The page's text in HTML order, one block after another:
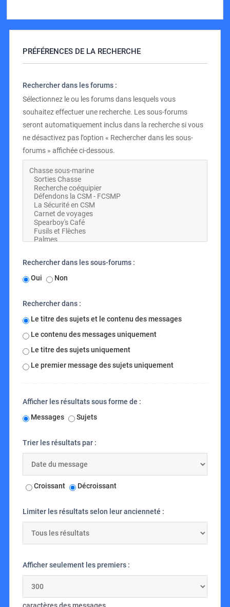
PRÉFÉRENCES DE LA RECHERCHE
Rechercher dans les forums :
Sélectionnez le ou les forums dans lesquels vous
souhaitez effectuer une recherche. Les sous-forums
seront automatiquement inclus dans la recherche si vous
ne désactivez pas l’option « Rechercher dans les sous-
forums » affichée ci-dessous.
Rechercher dans les sous-forums :
Oui
Non
Rechercher dans :
Le titre des sujets et le contenu des messages
Le contenu des messages uniquement
Le titre des sujets uniquement
Le premier message des sujets uniquement
Afficher les résultats sous forme de :
Messages
Sujets
Trier les résultats par :
Croissant Décroissant
Limiter les résultats selon leur ancienneté :
Afficher seulement les premiers :